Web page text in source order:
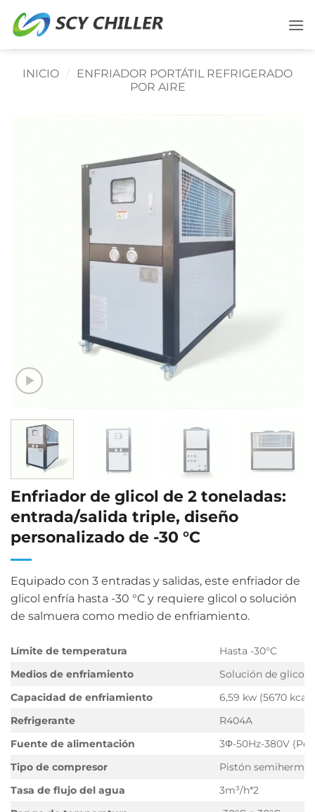
INICIO / ENFRIADOR PORTÁTIL REFRIGERADO
POR AIRE
Enfriador de glicol de 2 toneladas:
entrada/salida triple, diseño
personalizado de -30 °C
Equipado con 3 entradas y salidas, este enfriador de
glicol enfría hasta -30 °C y requiere glicol o solución
de salmuera como medio de enfriamiento.
Límite de temperatura
Hasta -30°C
Medios de enfriamiento
Solución de glicol
Capacidad de enfriamiento
6,59 kw (5670 kcal/
Refrigerante
R404A
Fuente de alimentación
3Φ-50Hz-380V
Tipo de compresor
Pistón
Tasa de flujo del agua
3m³/h*2